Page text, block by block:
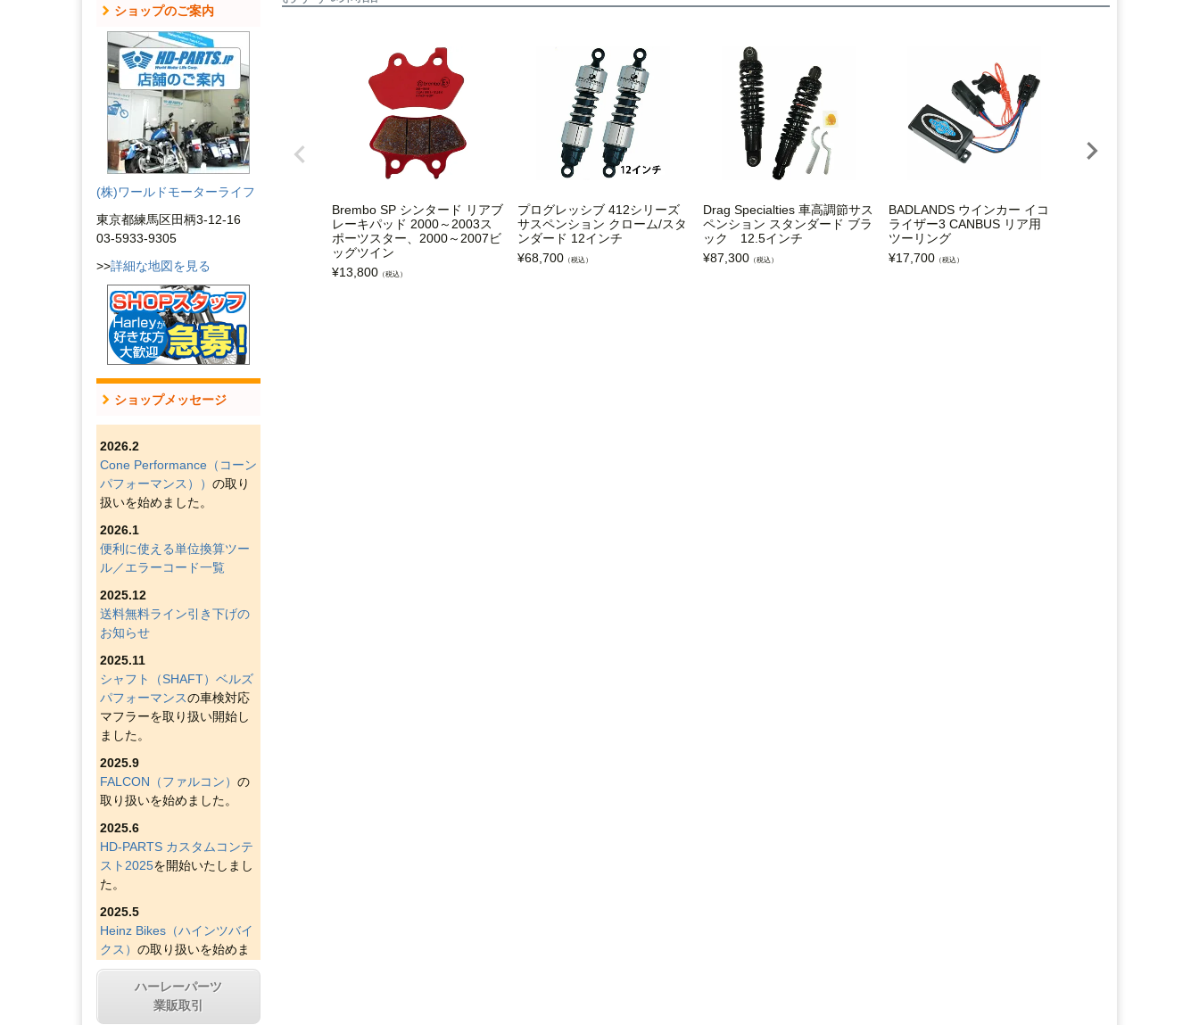
ショップのご案内
(株)ワールドモーターライフ
東京都練馬区田柄3-12-16
03-5933-9305
>>詳細な地図を見る
ショップメッセージ
2026.2
Cone Performance（コーン
パフォーマンス）） の取り
扱いを始めました。
2026.1
便利に使える単位換算ツー
ル／エラーコード一覧
2025.12
送料無料ライン引き下げの
お知らせ
2025.11
シャフト（SHAFT）ベルズ
パフォーマンスの車検対応
マフラーを取り扱い開始し
ました。
2025.9
FALCON（ファルコン） の
取り扱いを始めました。
2025.6
HD-PARTS カスタムコンテ
スト2025を開始いたしまし
た。
2025.5
Heinz Bikes（ハインツバイ
クス） の取り扱いを始めま
した。
2025.4
Figurati Designs（フィグラ
ハーレーパーツ
業販取引
Brembo SP シンタード リアブ
レーキパッド 2000～2003ス
ポーツスター、2000～2007ビ
ッグツイン
¥13,800 （税込）
プログレッシブ 412シリーズ
サスペンション クローム/スタ
ンダード 12インチ
¥68,700 （税込）
Drag Specialties 車高調節サス
ペンション スタンダード ブラ
ック 12.5インチ
¥87,300 （税込）
BADLANDS ウインカー イコ
ライザー3 CANBUS リア用
ツーリング
¥17,700 （税込）